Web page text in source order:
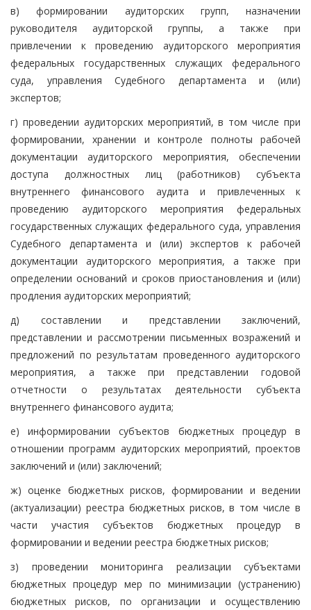
в) формировании аудиторских групп, назначении
руководителя аудиторской группы, а также при
привлечении к проведению аудиторского мероприятия
федеральных государственных служащих федерального
суда, управления Судебного департамента и (или)
экспертов;
г) проведении аудиторских мероприятий, в том числе при
формировании, хранении и контроле полноты рабочей
документации аудиторского мероприятия, обеспечении
доступа должностных лиц (работников) субъекта
внутреннего финансового аудита и привлеченных к
проведению аудиторского мероприятия федеральных
государственных служащих федерального суда, управления
Судебного департамента и (или) экспертов к рабочей
документации аудиторского мероприятия, а также при
определении оснований и сроков приостановления и (или)
продления аудиторских мероприятий;
д) составлении и представлении заключений,
представлении и рассмотрении письменных возражений и
предложений по результатам проведенного аудиторского
мероприятия, а также при представлении годовой
отчетности о результатах деятельности субъекта
внутреннего финансового аудита;
е) информировании субъектов бюджетных процедур в
отношении программ аудиторских мероприятий, проектов
заключений и (или) заключений;
ж) оценке бюджетных рисков, формировании и ведении
(актуализации) реестра бюджетных рисков, в том числе в
части участия субъектов бюджетных процедур в
формировании и ведении реестра бюджетных рисков;
з) проведении мониторинга реализации субъектами
бюджетных процедур мер по минимизации (устранению)
бюджетных рисков, по организации и осуществлению